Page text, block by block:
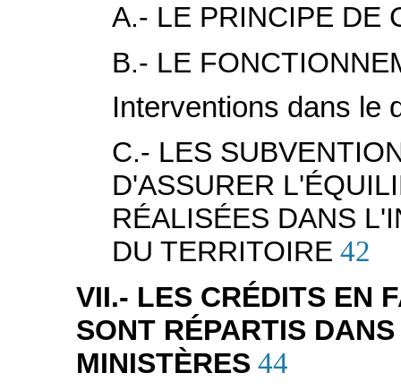
A.- LE PRINCIPE DE
B.- LE
Interventions dans le
C.- LES
D'ASSURER
RÉALISÉES DANS
DU TERRITOIRE 42
VII.- LES CRÉDITS EN
SONT RÉPARTIS
MINISTÈRES 44